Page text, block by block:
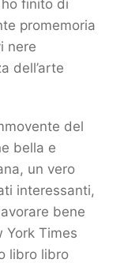
finito di
promemoria
nere
dell’arte
del
bella e
un vero
interessanti,
bene
York Times
libro libro